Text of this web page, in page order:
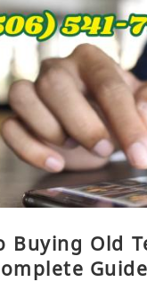
Buying Old